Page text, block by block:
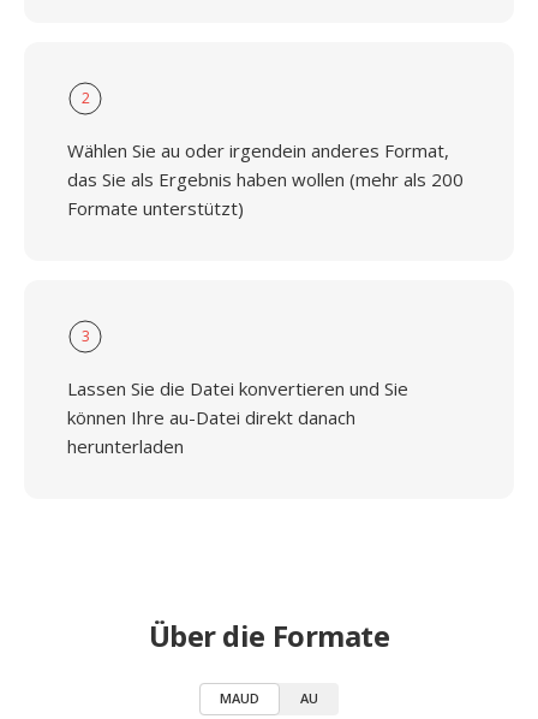
2
Wählen Sie au oder irgendein anderes Format,
das Sie als Ergebnis haben wollen (mehr als 200
Formate unterstützt)
3
Lassen Sie die Datei konvertieren und Sie
können Ihre au-Datei direkt danach
herunterladen
Über die Formate
MAUD AU